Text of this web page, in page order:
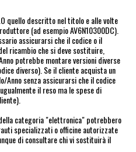
quello descritto nel titolo e alle volte
(ad esempio AV6N10300DC).
assicurarsi che il codice o il
ricambio che si deve sostituire,
potrebbe montare versioni diverse
diverso). Se il cliente acquista un
Anno senza assicurarsi che il codice
il reso ma le spese di
categoria "elettronica" potrebbero
specializzati o officine autorizzate
di consultare chi vi sostituirà il